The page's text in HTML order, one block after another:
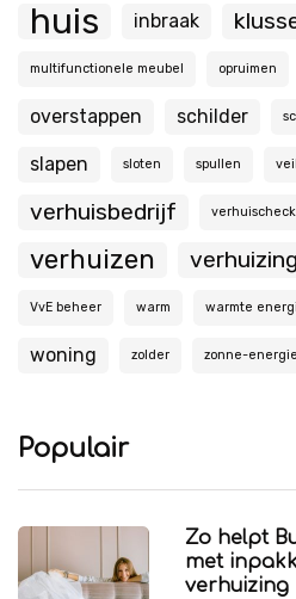
huis inbraak
multifunctionele meubel opruimen
overstappen schilder
slapen sloten spullen
verhuisbedrijf
verhuizen verhuizing
VvE beheer warm warmte
woning zolder zonne-energie
Populair
Zo helpt
met
verhuizing